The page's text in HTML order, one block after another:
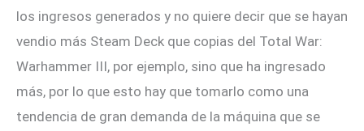
los ingresos generados y no quiere decir que se hayan
vendio más Steam Deck que copias del Total War:
Warhammer III, por ejemplo, sino que ha ingresado
más, por lo que esto hay que tomarlo como una
tendencia de gran demanda de la máquina que se